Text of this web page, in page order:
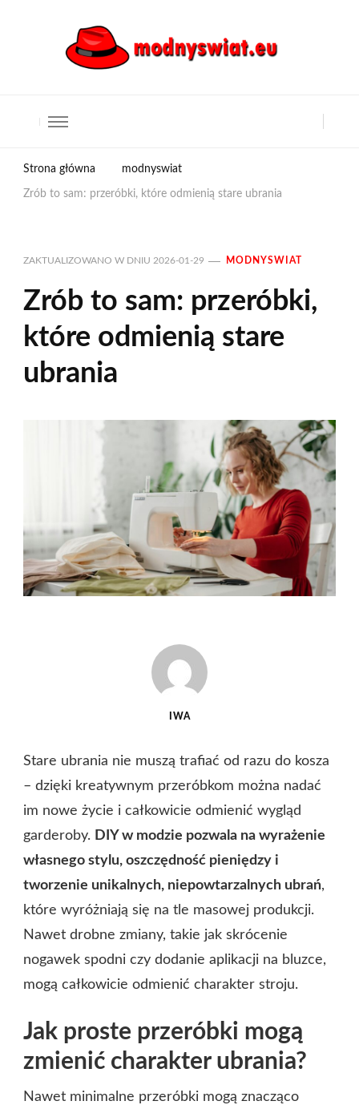
Strona główna modnyswiat
Zrób to sam: przeróbki, które odmienią stare ubrania
ZAKTUALIZOWANO W DNIU 2026-01-29 MODNYSWIAT
Zrób to sam: przeróbki,
które odmienią stare
ubrania
IWA
Stare ubrania nie muszą trafiać od razu do kosza
– dzięki kreatywnym przeróbkom można nadać
im nowe życie i całkowicie odmienić wygląd
garderoby. DIY w modzie pozwala na wyrażenie
własnego stylu, oszczędność pieniędzy i
tworzenie unikalnych, niepowtarzalnych ubrań,
które wyróżniają się na tle masowej produkcji.
Nawet drobne zmiany, takie jak skrócenie
nogawek spodni czy dodanie aplikacji na bluzce,
mogą całkowicie odmienić charakter stroju.
Jak proste przeróbki mogą
zmienić charakter ubrania?
Nawet minimalne przeróbki mogą znacząco